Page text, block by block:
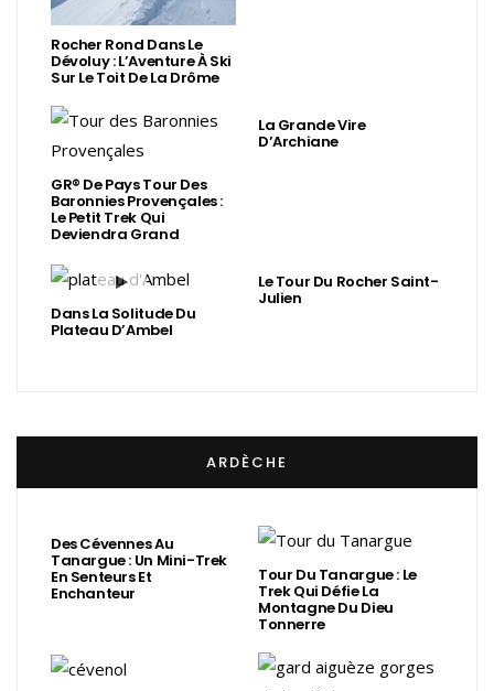
Rocher Rond Dans Le
Dévoluy : L’Aventure À Ski
Sur Le Toit De La Drôme
GR® De Pays Tour Des
Baronnies Provençales :
Le Petit Trek Qui
Deviendra Grand
La Grande Vire
D’Archiane
Dans La Solitude Du
Plateau D’Ambel
Le Tour Du Rocher Saint-
Julien
ARDÈCHE
Des Cévennes Au
Tanargue : Un Mini-Trek
En Senteurs Et
Enchanteur
Tour Du Tanargue : Le
Trek Qui Défie La
Montagne Du Dieu
Tonnerre